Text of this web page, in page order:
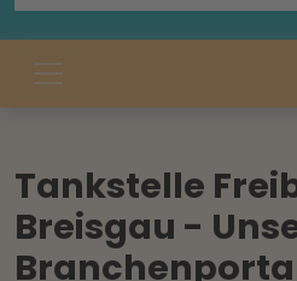
Tankstelle
Breisgau -